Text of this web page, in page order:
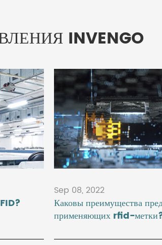
INVENGO
Sep 08, 2022
Каковы преимущества
применяющих rfid-